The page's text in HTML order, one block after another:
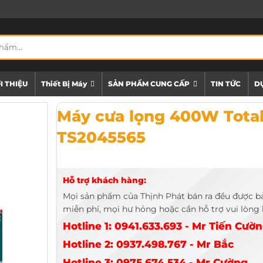
THIỆU Thiết Bị Máy SẢN PHẨM CUNG CẤP TIN TỨC
Máy cưa lọng 400W Total TS2045565
Máy cưa lọng 400W Total
TS2045565
Hỗ trợ khách hàng:
Mọi sản phẩm của Thịnh Phát bán ra đều được
miễn phí, mọi hư hỏng hoặc cần hỗ trợ vui lòng
Hotline 1: 0941.633.693 - Mr Tiến
Hotline 2: 0937.498.767 - Mr Bắc